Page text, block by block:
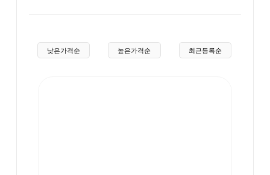
상품 정렬낮은가격순 높은가격순 최근등록순